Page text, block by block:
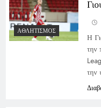
ΑΘΛΗΤΙΣΜΌΣ
Η
την
την